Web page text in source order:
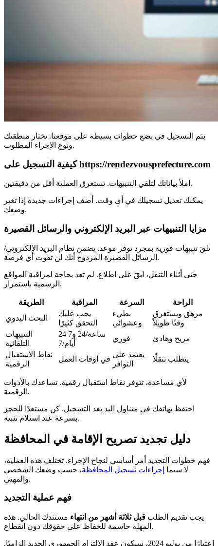
يتم التسجيل في بضع خطوات بسيطة على موقعنا. تختار منطقتك
ونوع الإجراء المطلوب.
كيفية التسجيل على https://rendezvousprefecture.com
املأ بياناتك لتلقي التنبيهات. تستغرق العملية أقل من دقيقتين.
يمكنك تعديل تسجيلك في أي وقت. أضف إجراءات جديدة إذا تغير
وضعك.
مزايا التنبيهات عبر البريد الإلكتروني والرسائل القصيرة
تلقَ تنبيهات فورية بمجرد توفر موعد. يضمن نظام البريد الإلكتروني/
الرسائل القصيرة المزدوج أنك لن تفوت أي فرصة.
حتى أثناء التنقل، ابقَ على اطلاع. لم تعد بحاجة لمراقبة المواقع
الرسمية باستمرار.
الطريقة المراقبة السرعة
الراحة
البحث اليدوي
يجب عليك
التحقق كثيرًا
بطيء
وعشوائي
مرهق ويستغرق
وقتًا طويلاً
التنبيهات
التلقائية
24 ساعة/24 و7
أيام/7
فوري
مريح وهادئ
نقاط الاستقبال
الرقمية
في أوقات العمل
يعتمد على
التوافر
يتطلب تنقلًا
لأي مساعدة، تتوفر نقاط استقبال رقمية. تساعدك بالأدوات
الرقمية.
احتفظ بهاتفك في متناول اليد بعد التسجيل. كن مستعدًا للحجز
بسرعة عند استلام تنبيه.
دليل تجديد تصريح الإقامة في المحافظة
فهم خطوات التجديد أمر أساسي لنجاح الإجراء. تختلف هذه العملية،
لا سيما إجراءات تسجيل المحافظة، حسب وضعك الشخصي
والمهني.
فهم عملية التجديد
يجب تقديم الطلب قبل ثلاثة أشهر من انتهاء مستندك الحالي. هذه
المهلة حاسمة للحفاظ على حقوقك دون انقطاع.
اعتبارًا من يوليو 2024، سيكون عقد الالتزام الجمهوري الجديد إلزاميًا.